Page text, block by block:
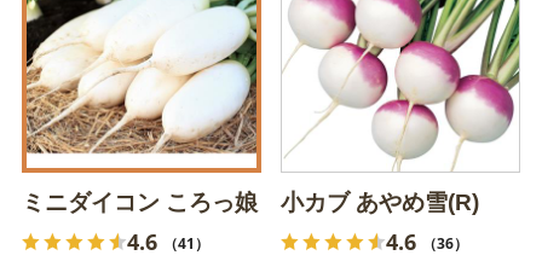
ミニダイコン ころっ娘
4.6 （41）
小カブ あやめ雪(R)
4.6 （36）